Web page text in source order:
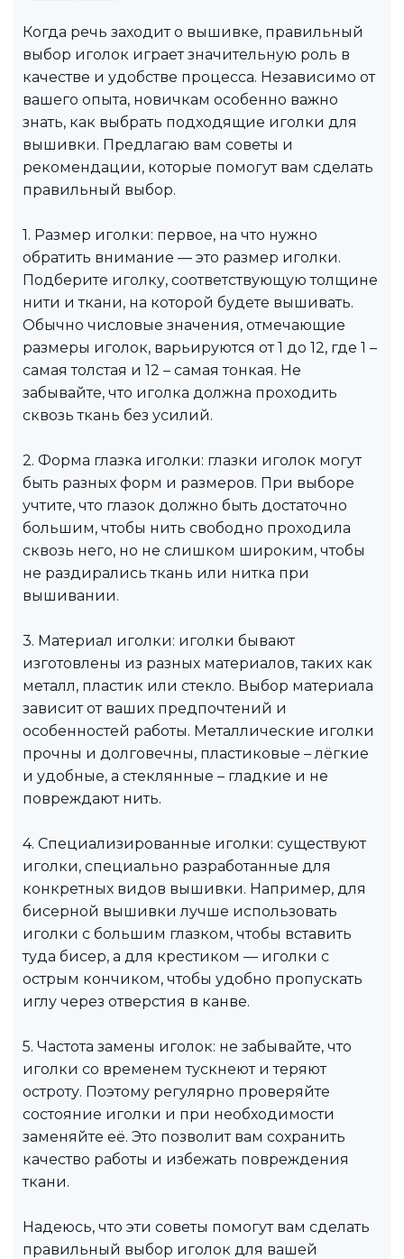
Когда речь заходит о вышивке, правильный
выбор иголок играет значительную роль в
качестве и удобстве процесса. Независимо от
вашего опыта, новичкам особенно важно
знать, как выбрать подходящие иголки для
вышивки. Предлагаю вам советы и
рекомендации, которые помогут вам сделать
правильный выбор.
1. Размер иголки: первое, на что нужно
обратить внимание — это размер иголки.
Подберите иголку, соответствующую толщине
нити и ткани, на которой будете вышивать.
Обычно числовые значения, отмечающие
размеры иголок, варьируются от 1 до 12, где 1 –
самая толстая и 12 – самая тонкая. Не
забывайте, что иголка должна проходить
сквозь ткань без усилий.
2. Форма глазка иголки: глазки иголок могут
быть разных форм и размеров. При выборе
учтите, что глазок должно быть достаточно
большим, чтобы нить свободно проходила
сквозь него, но не слишком широким, чтобы
не раздирались ткань или нитка при
вышивании.
3. Материал иголки: иголки бывают
изготовлены из разных материалов, таких как
металл, пластик или стекло. Выбор материала
зависит от ваших предпочтений и
особенностей работы. Металлические иголки
прочны и долговечны, пластиковые – лёгкие
и удобные, а стеклянные – гладкие и не
повреждают нить.
4. Специализированные иголки: существуют
иголки, специально разработанные для
конкретных видов вышивки. Например, для
бисерной вышивки лучше использовать
иголки с большим глазком, чтобы вставить
туда бисер, а для крестиком — иголки с
острым кончиком, чтобы удобно пропускать
иглу через отверстия в канве.
5. Частота замены иголок: не забывайте, что
иголки со временем тускнеют и теряют
остроту. Поэтому регулярно проверяйте
состояние иголки и при необходимости
заменяйте её. Это позволит вам сохранить
качество работы и избежать повреждения
ткани.
Надеюсь, что эти советы помогут вам сделать
правильный выбор иголок для вашей